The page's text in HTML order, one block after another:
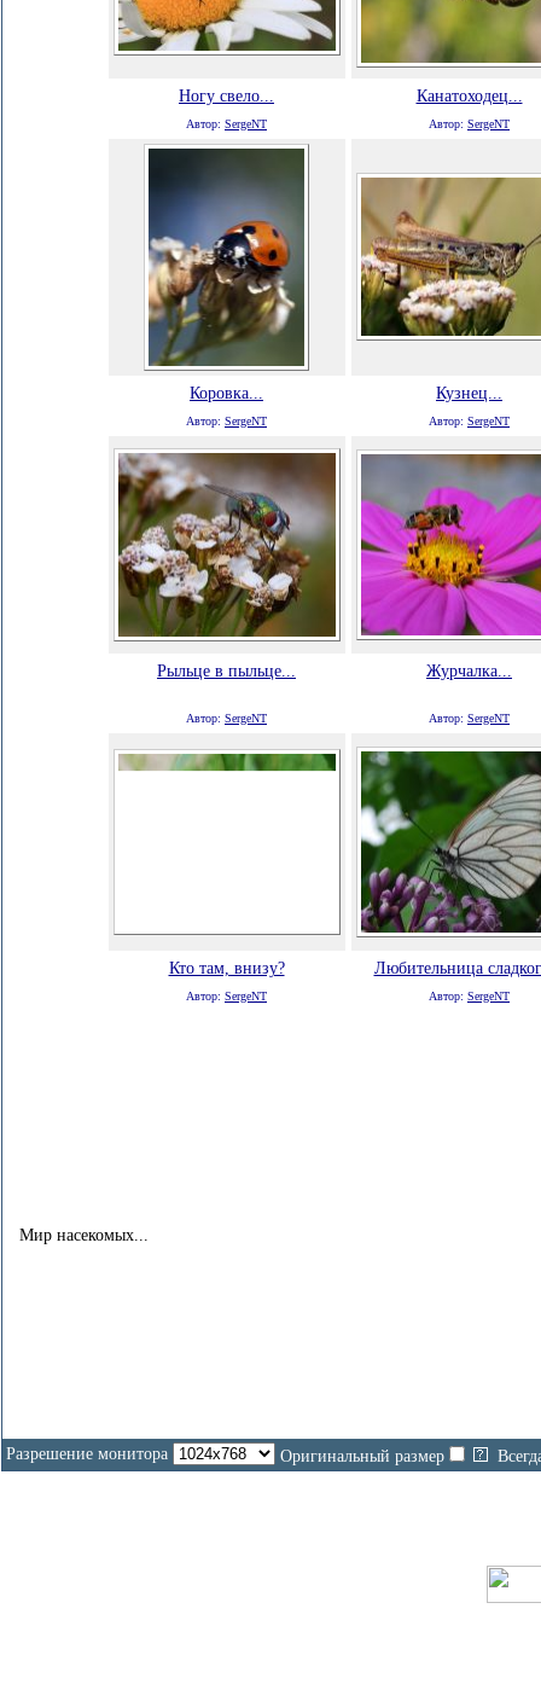
Ногу свело... Канатоходец...
Автор: SergeNT Автор: SergeNT
Коровка... Кузнец...
Автор: SergeNT Автор: SergeNT
Рыльце в пыльце... Журчалка...
Автор: SergeNT Автор: SergeNT
Кто там, внизу? Любительница
Автор: SergeNT Автор: SergeNT
Мир насекомых...
Разрешение монитора Оригинальный размер